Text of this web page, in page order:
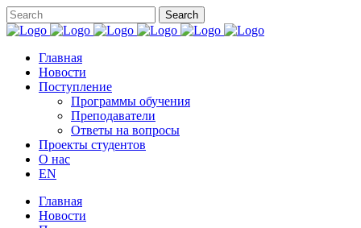
Главная
Новости
Поступление
Программы обучения
Преподаватели
Ответы на вопросы
Проекты студентов
О нас
EN
Главная
Новости